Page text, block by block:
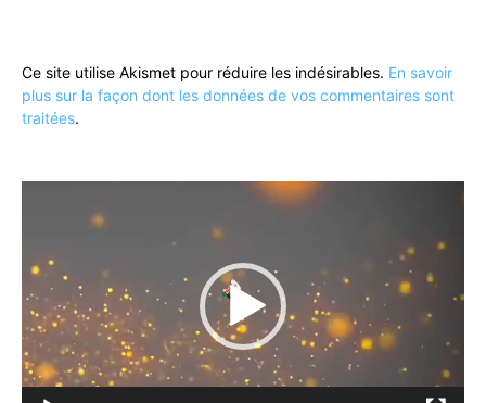
Ce site utilise Akismet pour réduire les indésirables. En savoir
plus sur la façon dont les données de vos commentaires sont
traitées.